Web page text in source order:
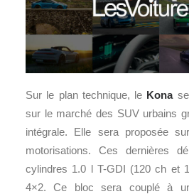
Sur le plan technique, le Konase
sur le marché des SUV urbains
intégrale. Elle sera proposée
motorisations. Ces dernières
cylindres 1.0 l T-GDI (120 ch et
4×2. Ce bloc sera couplé à